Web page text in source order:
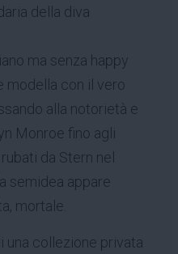
della diva
ma senza happy
modella con il vero
alla notorietà e
Monroe fino agli
da Stern nel
semidea appare
mortale.
una collezione privata